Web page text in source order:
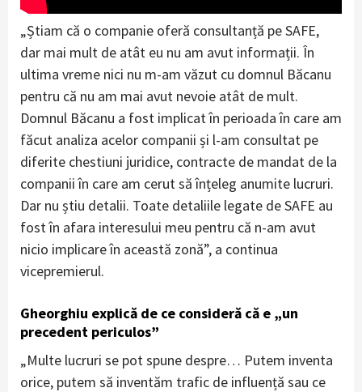
„Știam că o companie oferă consultanță pe SAFE,
dar mai mult de atât eu nu am avut informații. În
ultima vreme nici nu m-am văzut cu domnul Băcanu
pentru că nu am mai avut nevoie atât de mult.
Domnul Băcanu a fost implicat în perioada în care am
făcut analiza acelor companii și l-am consultat pe
diferite chestiuni juridice, contracte de mandat de la
companii în care am cerut să înțeleg anumite lucruri.
Dar nu știu detalii. Toate detaliile legate de SAFE au
fost în afara interesului meu pentru că n-am avut
nicio implicare în această zonă”, a continua
vicepremierul.
Gheorghiu explică de ce consideră că e „un
precedent periculos”
„Multe lucruri se pot spune despre… Putem inventa
orice, putem să inventăm trafic de influență sau ce